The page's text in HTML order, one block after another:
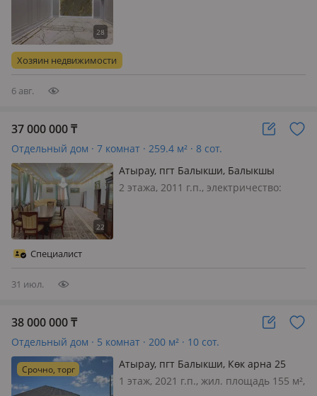
селосынан жаңадан салынған
мансардный үй сатылады. Үйді өзіміз
Хозяин недвижимости
6 авг.
37 000 000₸
Отдельный дом · 7 комнат · 259.4 м² · 8 сот.
Атырау, пгт Балыкши, Балыкшы
2 этажа, 2011 г.п., электричество:
Специалист
31 июл.
38 000 000₸
Отдельный дом · 5 комнат · 200 м² · 10 сот.
Срочно, торг
Атырау, пгт Балыкши, Көк арна 25
1 этаж, 2021 г.п., жил. площадь 155 м²,